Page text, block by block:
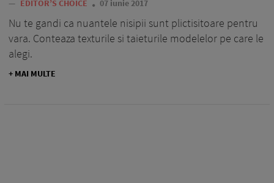
— EDITOR’S CHOICE 07 iunie 2017
Nu te gandi ca nuantele nisipii sunt plictisitoare pentru
vara. Conteaza texturile si taieturile modelelor pe care le
alegi.
+ MAI MULTE